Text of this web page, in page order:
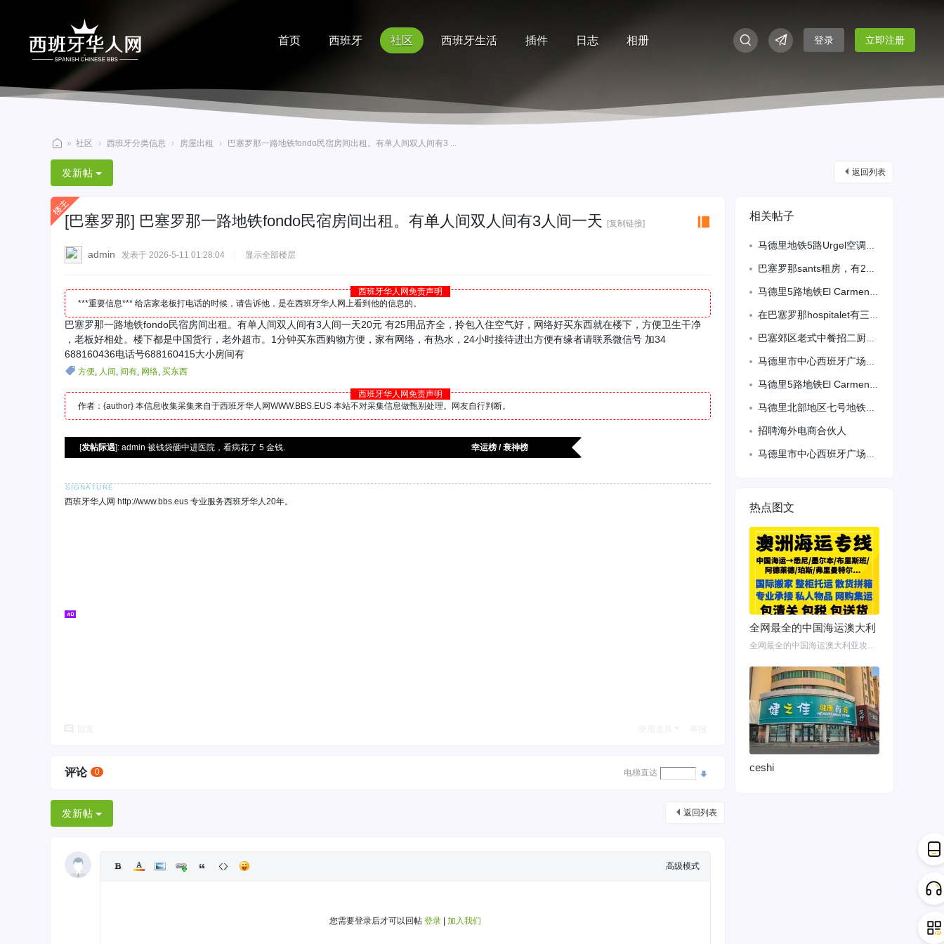
首页 西班牙 社区 西班牙生活 插件 日志 相册 登录 立即注册
西
班
牙
华
» 社区 › 西班牙分类信息 › 房屋出租 › 巴塞罗那一路地铁fondo民宿房间出租。有单人间双人间有3 ...
返回列表
发新帖
[巴塞罗那] 巴塞罗那一路地铁fondo民宿房间出租。有单人间双人间有3人间一天 [复制链接]
admin 发表于 2026-5-11 01:28:04 显示全部楼层
西班牙华人网免责声明
***重要信息*** 给店家老板打电话的时候，请告诉他，是在西班牙华人网上看到他的信息的。
巴塞罗那一路地铁fondo民宿房间出租。有单人间双人间有3人间一天20元 有25用品齐全，拎包入住空气好，网络好买东西就在楼下，方便卫生干净
，老板好相处。楼下都是中国货行，老外超市。1分钟买东西购物方便，家有网络，有热水，24小时接待进出方便有缘者请联系微信号 加34
688160436电话号688160415大小房间有
方便, 人间, 间有, 网络, 买东西
西班牙华人网免责声明
作者：{author} 本信息收集采集来自于西班牙华人网WWW.BBS.EUS 本站不对采集信息做甄别处理。网友自行判断。
[发帖际遇]: admin 被钱袋砸中进医院，看病花了 5 金钱. 幸运榜 / 衰神榜
西班牙华人网 http://www.bbs.eus 专业服务西班牙华人20年。
评论 0 电梯直达
返回列表
发新帖
高级模式
您需要登录后才可以回帖 登录 加入我们
相关帖子
马德里地铁5路Urgel空调南向单人间直租男生
巴塞罗那sants租房，有2个房间 ，单人间和双人间，走路到地铁口5分钟，通风半
马德里5路地铁El Carmen 有房间出租
在巴塞罗那hospitalet有三室一卫一厅出租房子，押一付一 有空调 毎个房间
巴塞郊区老式中餐招二厨【包吃包住，单人间】
马德里市中心西班牙广场附近地铁口1分钟带阳台夫妻大房间和单人间出租.上下搭铺出租
马德里5路地铁El Carmen 有房间出租房间明亮，设备齐全，有网络
马德里北部地区七号地铁Antonio Machado附近住宅出租单人间和双人间。
招聘海外电商合伙人
马德里市中心西班牙广场近地铁口带阳台夫妻房间和单人间出租.有上下搭铺出租.电话.
热点图文
全网最全的中国海运澳大利
全网最全的中国海运澳大利亚攻略！细说如何把家具转运悉尼墨尔本布里斯班 国内网购
ceshi